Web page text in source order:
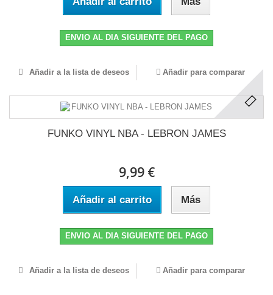
ENVIO AL DIA SIGUIENTE DEL PAGO
Añadir a la lista de deseos Añadir para comparar
FUNKO VINYL NBA - LEBRON JAMES
9,99 €
Añadir al carrito Más
ENVIO AL DIA SIGUIENTE DEL PAGO
Añadir a la lista de deseos Añadir para comparar